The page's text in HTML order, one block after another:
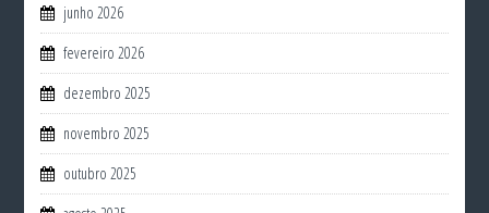
junho 2026
fevereiro 2026
dezembro 2025
novembro 2025
outubro 2025